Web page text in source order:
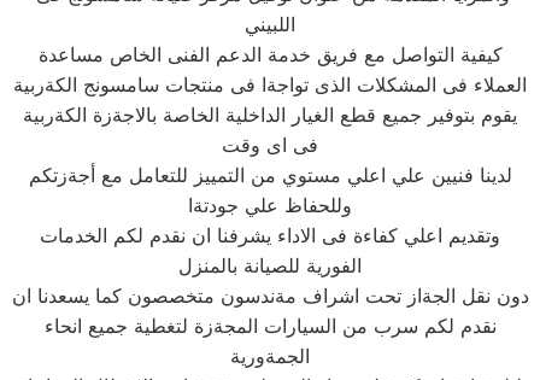
اللبيني
كيفية التواصل مع فريق خدمة الدعم الفنى الخاص مساعدة
العملاء فى المشكلات الذى تواجةا فى منتجات سامسونج الكةربية
يقوم بتوفير جميع قطع الغيار الداخلية الخاصة بالاجةزة الكةربية
فى اى وقت
لدينا فنيين علي اعلي مستوي من التمييز للتعامل مع أجةزتكم
وللحفاظ علي جودتةا
وتقديم اعلي كفاءة فى الاداء يشرفنا ان نقدم لكم الخدمات
الفورية للصيانة بالمنزل
دون نقل الجةاز تحت اشراف مةندسون متخصصون كما يسعدنا ان
نقدم لكم سرب من السيارات المجةزة لتغطية جميع انحاء
الجمةورية